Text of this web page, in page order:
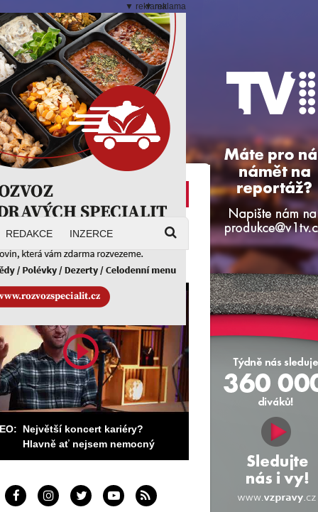
Svátek má
Lada
REDAKCE INZERCE
Největší koncert kariéry?
Hlavně ať nejsem nemocný
▼ reklama
▼ reklama